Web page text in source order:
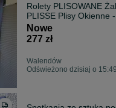
Rolety PLISOWANE
PLISSE Plisy Okienne
WYMIAR Żaluzje
Nowe
277 zł
Walendów
Odświeżono dzisiaj o 15:49